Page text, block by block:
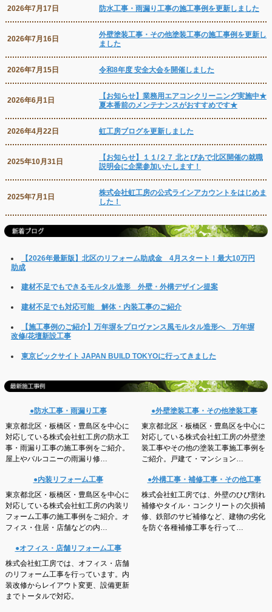
2026年7月17日 防水工事・雨漏り工事の施工事例を更新しました
2026年7月16日
外壁塗装工事・その他塗装工事の施工事例を更新し
ました
2026年7月15日 令和8年度 安全大会を開催しました
2026年6月1日
【お知らせ】業務用エアコンクリーニング実施中★
夏本番前のメンテナンスがおすすめです★
2026年4月22日 虹工房ブログを更新しました
2025年10月31日
【お知らせ】１１/２７ 北とぴあで北区開催の就職
説明会に企業参加いたします！
2025年7月1日
株式会社虹工房の公式ラインアカウントをはじめま
した！
【2026年最新版】北区のリフォーム助成金 4月スタート！最大10万円
助成
建材不足でもできるモルタル造形 外壁・外構デザイン提案
建材不足でも対応可能 解体・内装工事のご紹介
【施工事例のご紹介】万年塀をプロヴァンス風モルタル造形へ 万年塀
改修/花壇新設工事
東京ビックサイト JAPAN BUILD TOKYOに行ってきました
●防水工事・雨漏り工事
東京都北区・板橋区・豊島区を中心に
対応している株式会社虹工房の防水工
事・雨漏り工事の施工事例をご紹介。
屋上やバルコニーの雨漏り修…
●外壁塗装工事・その他塗装工事
東京都北区・板橋区・豊島区を中心に
対応している株式会社虹工房の外壁塗
装工事やその他の塗装工事施工事例を
ご紹介。戸建て・マンション…
●内装リフォーム工事
東京都北区・板橋区・豊島区を中心に
対応している株式会社虹工房の内装リ
フォーム工事の施工事例をご紹介。オ
フィス・住居・店舗などの内…
●外構工事・補修工事・その他工事
株式会社虹工房では、外壁のひび割れ
補修やタイル・コンクリートの欠損補
修、鉄部のサビ補修など、建物の劣化
を防ぐ各種補修工事を行って…
●オフィス・店舗リフォーム工事
株式会社虹工房では、オフィス・店舗
のリフォーム工事を行っています。内
装改修からレイアウト変更、設備更新
までトータルで対応。